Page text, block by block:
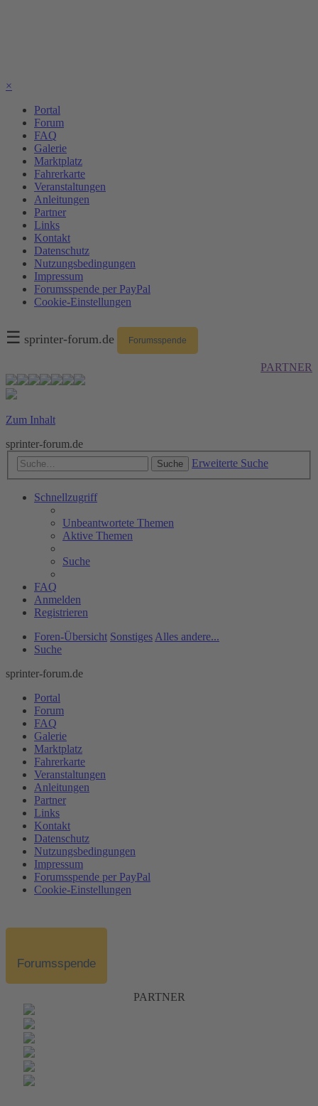
×
Portal
Forum
FAQ
Galerie
Marktplatz
Fahrerkarte
Veranstaltungen
Anleitungen
Partner
Links
Kontakt
Datenschutz
Nutzungsbedingungen
Impressum
Forumsspende per PayPal
Cookie-Einstellungen
☰ sprinter-forum.de Forumsspende
PARTNER
Zum Inhalt
sprinter-forum.de
Suche Erweiterte Suche
Schnellzugriff
Unbeantwortete Themen
Aktive Themen
Suche
FAQ
Anmelden
Registrieren
Foren-Übersicht Sonstiges Alles andere...
Suche
sprinter-forum.de
Portal
Forum
FAQ
Galerie
Marktplatz
Fahrerkarte
Veranstaltungen
Anleitungen
Partner
Links
Kontakt
Datenschutz
Nutzungsbedingungen
Impressum
Forumsspende per PayPal
Cookie-Einstellungen
Forumsspende
PARTNER